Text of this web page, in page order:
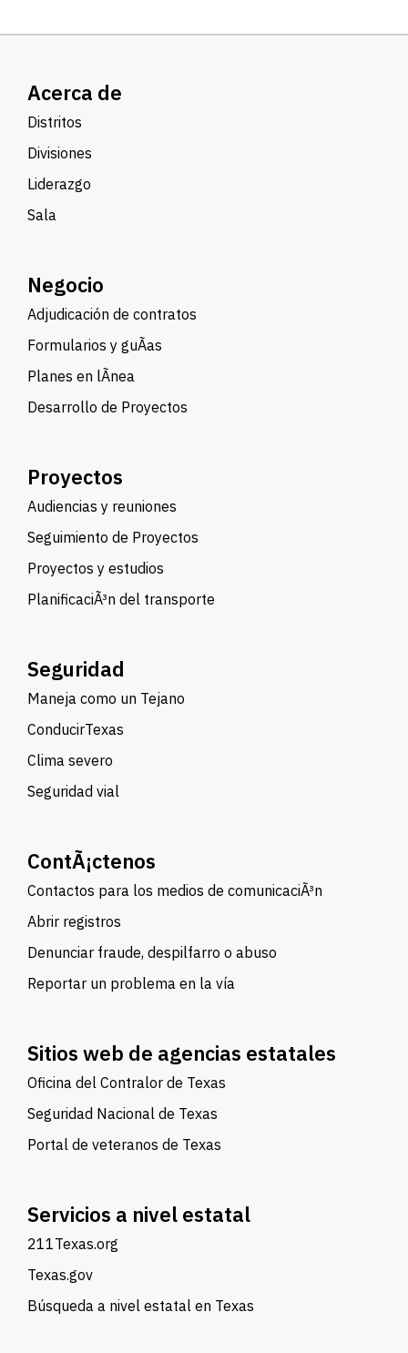
Acerca de
Distritos
Divisiones
Liderazgo
Sala
Negocio
Adjudicación de contratos
Formularios y guÃ­as
Planes en lÃ­nea
Desarrollo de Proyectos
Proyectos
Audiencias y reuniones
Seguimiento de Proyectos
Proyectos y estudios
PlanificaciÃ³n del transporte
Seguridad
Maneja como un Tejano
ConducirTexas
Clima severo
Seguridad vial
ContÃ¡ctenos
Contactos para los medios de comunicaciÃ³n
Abrir registros
Denunciar fraude, despilfarro o abuso
Reportar un problema en la vía
Sitios web de agencias estatales
Oficina del Contralor de Texas
Seguridad Nacional de Texas
Portal de veteranos de Texas
Servicios a nivel estatal
211Texas.org
Texas.gov
Búsqueda a nivel estatal en Texas